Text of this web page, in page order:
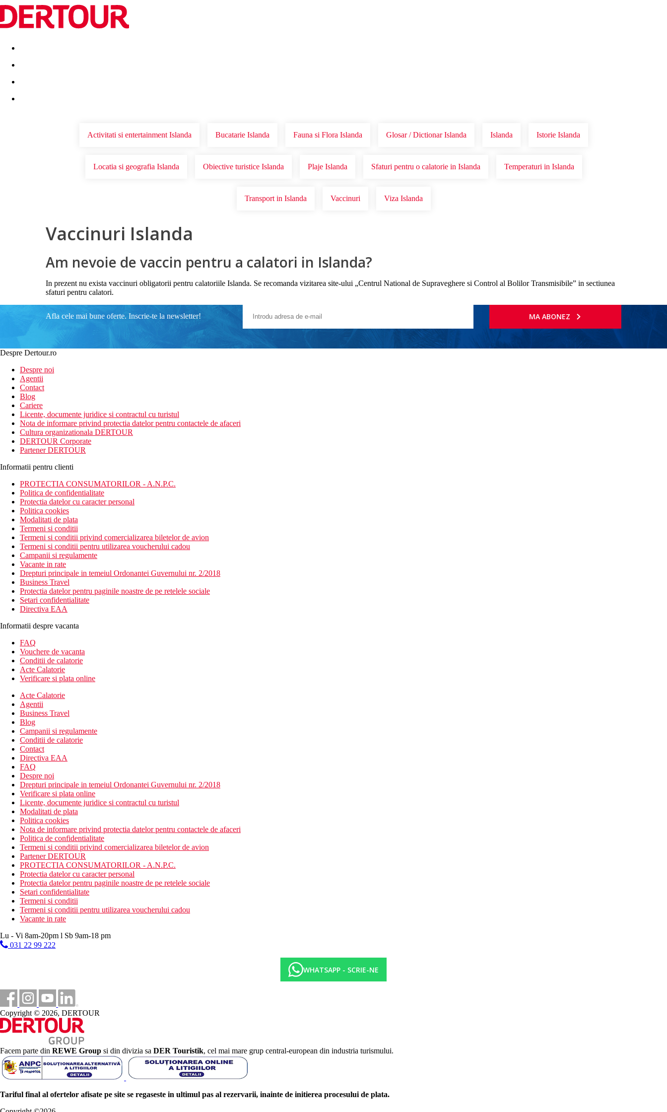
Destinatii Vacanta perfecta OFERTE DE NERATAT
Activitati si entertainment Islanda Bucatarie Islanda Fauna si Flora Islanda Glosar / Dictionar Islanda Islanda Istorie Islanda
Locatia si geografia Islanda Obiective turistice Islanda Plaje Islanda Sfaturi pentru o calatorie in Islanda Temperaturi in Islanda
Transport in Islanda Vaccinuri Viza Islanda
Vaccinuri Islanda
Am nevoie de vaccin pentru a calatori in Islanda?
In prezent nu exista vaccinuri obligatorii pentru calatoriile Islanda. Se recomanda vizitarea site-ului „Centrul National de Supraveghere si Control al Bolilor Transmisibile” in sectiunea
sfaturi pentru calatori.
Afla cele mai bune oferte. Inscrie-te la newsletter! MA ABONEZ
Despre Dertour.ro
Despre noi
Agentii
Contact
Blog
Cariere
Licente, documente juridice si contractul cu turistul
Nota de informare privind protectia datelor pentru contactele de afaceri
Cultura organizationala DERTOUR
DERTOUR Corporate
Partener DERTOUR
Informatii pentru clienti
PROTECTIA CONSUMATORILOR - A.N.P.C.
Politica de confidentialitate
Protectia datelor cu caracter personal
Politica cookies
Modalitati de plata
Termeni si conditii
Termeni si conditii privind comercializarea biletelor de avion
Termeni si conditii pentru utilizarea voucherului cadou
Campanii si regulamente
Vacante in rate
Drepturi principale in temeiul Ordonantei Guvernului nr. 2/2018
Business Travel
Protectia datelor pentru paginile noastre de pe retelele sociale
Setari confidentialitate
Directiva EAA
Informatii despre vacanta
FAQ
Vouchere de vacanta
Conditii de calatorie
Acte Calatorie
Verificare si plata online
Acte Calatorie
Agentii
Business Travel
Blog
Campanii si regulamente
Conditii de calatorie
Contact
Directiva EAA
FAQ
Despre noi
Drepturi principale in temeiul Ordonantei Guvernului nr. 2/2018
Verificare si plata online
Licente, documente juridice si contractul cu turistul
Modalitati de plata
Politica cookies
Nota de informare privind protectia datelor pentru contactele de afaceri
Politica de confidentialitate
Termeni si conditii privind comercializarea biletelor de avion
Partener DERTOUR
PROTECTIA CONSUMATORILOR - A.N.P.C.
Protectia datelor cu caracter personal
Protectia datelor pentru paginile noastre de pe retelele sociale
Setari confidentialitate
Termeni si conditii
Termeni si conditii pentru utilizarea voucherului cadou
Vacante in rate
Lu - Vi 8am-20pm l Sb 9am-18 pm
031 22 99 222
WHATSAPP - SCRIE-NE
Copyright © 2026, DERTOUR
Facem parte din REWE Group si din divizia sa DER Touristik, cel mai mare grup central-european din industria turismului.
Tariful final al ofertelor afisate pe site se regaseste in ultimul pas al rezervarii, inainte de initierea procesului de plata.